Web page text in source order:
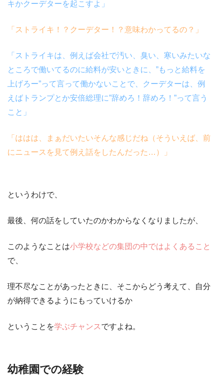
キかクーデターを起こすよ」
「ストライキ！？クーデター！？意味わかってるの？」
「ストライキは、例えば会社で汚い、臭い、寒いみたいな
ところで働いてるのに給料が安いときに、”もっと給料を
上げろー”って言って働かないことで、クーデターは、例
えばトランプとか安倍総理に”辞めろ！辞めろ！”って言う
こと」
「ははは、まぁだいたいそんな感じだね（そういえば、前
にニュースを見て例え話をしたんだった…）」
というわけで、
最後、何の話をしていたのかわからなくなりましたが、
このようなことは小学校などの集団の中ではよくあること
で、
理不尽なことがあったときに、そこからどう考えて、自分
が納得できるようにもっていけるか
ということを学ぶチャンス ですよね。
幼稚園での経験